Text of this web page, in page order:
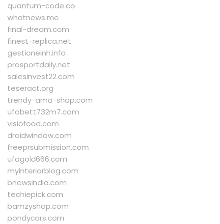
quantum-code.co
whatnews.me
final-dream.com
finest-replica.net
gestioneinh.info
prosportdaily.net
salesinvest22.com
teseract.org
trendy-ama-shop.com
ufabett732m7.com
visiofood.com
droidwindow.com
freeprsubmission.com
ufagold666.com
myinteriorblog.com
bnewsindia.com
techiepick.com
bamzyshop.com
pondycars.com